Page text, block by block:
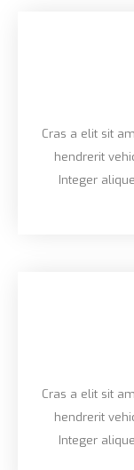
Cras a elit sit
hendrerit
Integer
Cras a elit sit
hendrerit
Integer